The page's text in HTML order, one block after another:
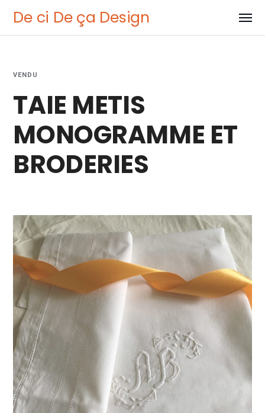
De ci De ça Design
VENDU
TAIE METIS
MONOGRAMME ET
BRODERIES